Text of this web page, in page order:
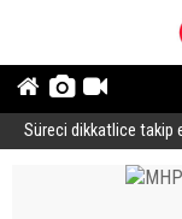
Süreci dikkatlice takip